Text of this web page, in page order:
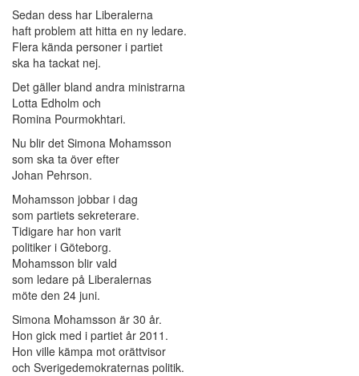
Sedan dess har Liberalerna
haft problem att hitta en ny ledare.
Flera kända personer i partiet
ska ha tackat nej.
Det gäller bland andra ministrarna
Lotta Edholm och
Romina Pourmokhtari.
Nu blir det Simona Mohamsson
som ska ta över efter
Johan Pehrson.
Mohamsson jobbar i dag
som partiets sekreterare.
Tidigare har hon varit
politiker i Göteborg.
Mohamsson blir vald
som ledare på Liberalernas
möte den 24 juni.
Simona Mohamsson är 30 år.
Hon gick med i partiet år 2011.
Hon ville kämpa mot orättvisor
och Sverigedemokraternas politik.